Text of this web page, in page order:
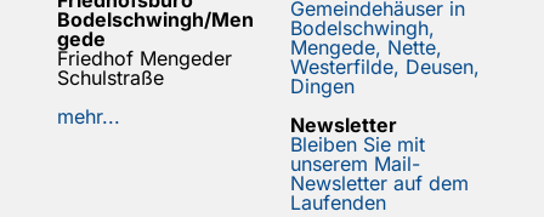
Bodelschwingh/Men
gede
Friedhof Mengeder
Schulstraße
mehr...
Gemeindehäuser in
Bodelschwingh,
Mengede, Nette,
Westerfilde, Deusen,
Dingen
Newsletter
Bleiben Sie mit
unserem Mail-
Newsletter auf dem
Laufenden